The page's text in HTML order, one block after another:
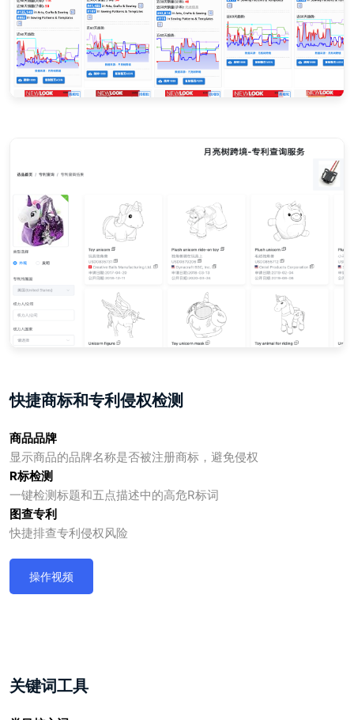
快捷商标和专利侵权检测
商品品牌
显示商品的品牌名称是否被注册商标，避免侵权
R标检测
一键检测标题和五点描述中的高危R标词
图查专利
快捷排查专利侵权风险
操作视频
关键词工具